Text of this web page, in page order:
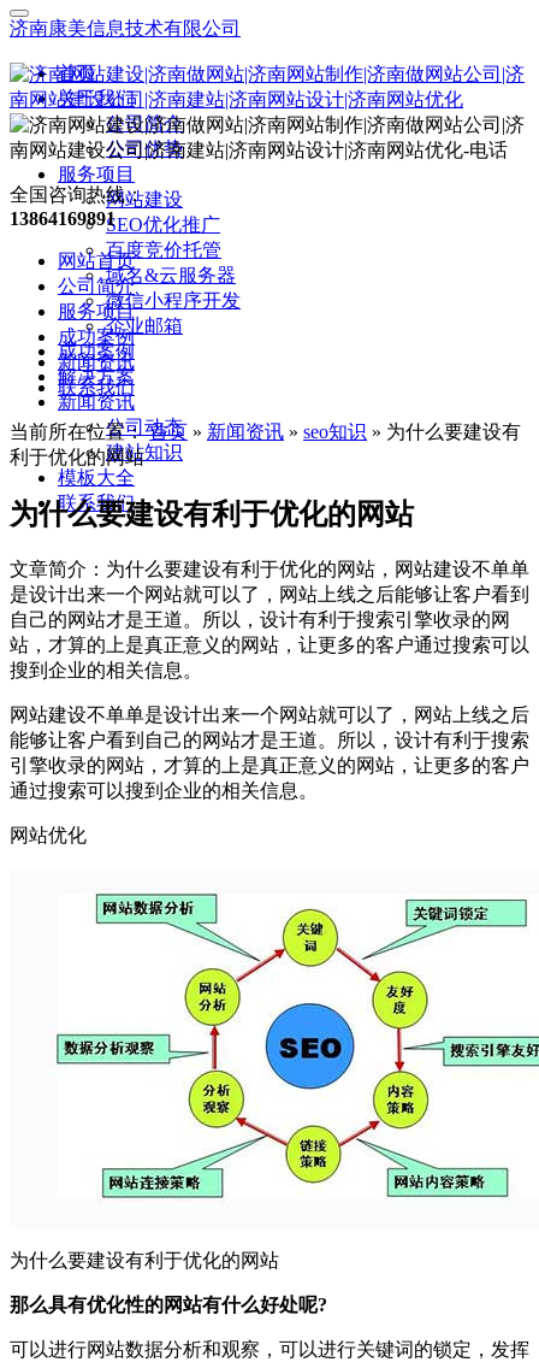
济南康美信息技术有限公司
首页
关于我们
公司简介
公司优势
服务项目
网站建设
SEO优化推广
百度竞价托管
域名&云服务器
微信小程序开发
企业邮箱
成功案例
解决方案
新闻资讯
公司动态
建站知识
模板大全
联系我们
全国咨询热线：
13864169891
网站首页
公司简介
服务项目
成功案例
新闻资讯
联系我们
当前所在位置：首页 » 新闻资讯 » seo知识 » 为什么要建设有
利于优化的网站
为什么要建设有利于优化的网站
文章简介： 为什么要建设有利于优化的网站，网站建设不单单
是设计出来一个网站就可以了，网站上线之后能够让客户看到
自己的网站才是王道。所以，设计有利于搜索引擎收录的网
站，才算的上是真正意义的网站，让更多的客户通过搜索可以
搜到企业的相关信息。
网站建设不单单是设计出来一个网站就可以了，网站上线之后
能够让客户看到自己的网站才是王道。所以，设计有利于搜索
引擎收录的网站，才算的上是真正意义的网站，让更多的客户
通过搜索可以搜到企业的相关信息。
网站优化
为什么要建设有利于优化的网站
那么具有优化性的网站有什么好处呢?
可以进行网站数据分析和观察，可以进行关键词的锁定，发挥